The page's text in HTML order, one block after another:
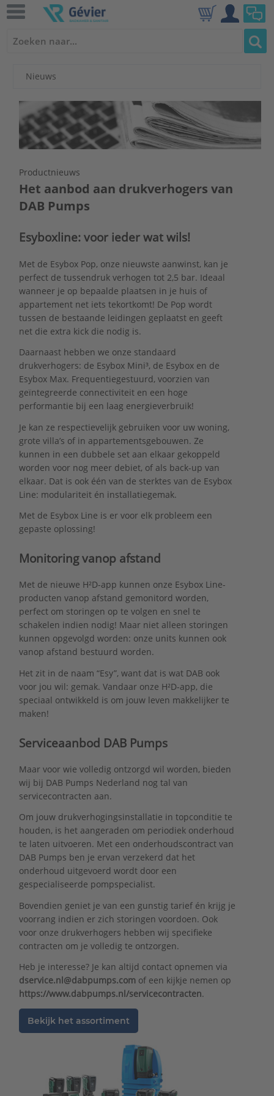
Nieuws
Productnieuws
Het aanbod aan drukverhogers van
DAB Pumps
Esyboxline: voor ieder wat wils!
Met de Esybox Pop, onze nieuwste aanwinst, kan je
perfect de tussendruk verhogen tot 2,5 bar. Ideaal
wanneer je op bepaalde plaatsen in je huis of
appartement net iets tekortkomt! De Pop wordt
tussen de bestaande leidingen geplaatst en geeft
net die extra kick die nodig is.
Daarnaast hebben we onze standaard
drukverhogers: de Esybox Mini³, de Esybox en de
Esybox Max. Frequentiegestuurd, voorzien van
geïntegreerde connectiviteit en een hoge
performantie bij een laag energieverbruik!
Je kan ze respectievelijk gebruiken voor uw woning,
grote villa’s of in appartementsgebouwen. Ze
kunnen in een dubbele set aan elkaar gekoppeld
worden voor nog meer debiet, of als back-up van
elkaar. Dat is ook één van de sterktes van de Esybox
Line: modulariteit én installatiegemak.
Met de Esybox Line is er voor elk probleem een
gepaste oplossing!
Monitoring vanop afstand
Met de nieuwe H²D-app kunnen onze Esybox Line-
producten vanop afstand gemonitord worden,
perfect om storingen op te volgen en snel te
schakelen indien nodig! Maar niet alleen storingen
kunnen opgevolgd worden: onze units kunnen ook
vanop afstand bestuurd worden.
Het zit in de naam “Esy”, want dat is wat DAB ook
voor jou wil: gemak. Vandaar onze H²D-app, die
speciaal ontwikkeld is om jouw leven makkelijker te
maken!
Serviceaanbod DAB Pumps
Maar voor wie volledig ontzorgd wil worden, bieden
wij bij DAB Pumps Nederland nog tal van
servicecontracten aan.
Om jouw drukverhogingsinstallatie in topconditie te
houden, is het aangeraden om periodiek onderhoud
te laten uitvoeren. Met een onderhoudscontract van
DAB Pumps ben je ervan verzekerd dat het
onderhoud uitgevoerd wordt door een
gespecialiseerde pompspecialist.
Bovendien geniet je van een gunstig tarief én krijg je
voorrang indien er zich storingen voordoen. Ook
voor onze drukverhogers hebben wij specifieke
contracten om je volledig te ontzorgen.
Heb je interesse? Je kan altijd contact opnemen via
dservice.nl@dabpumps.comof een kijkje nemen op
https://www.dabpumps.nl/servicecontracten.
Bekijk het assortiment